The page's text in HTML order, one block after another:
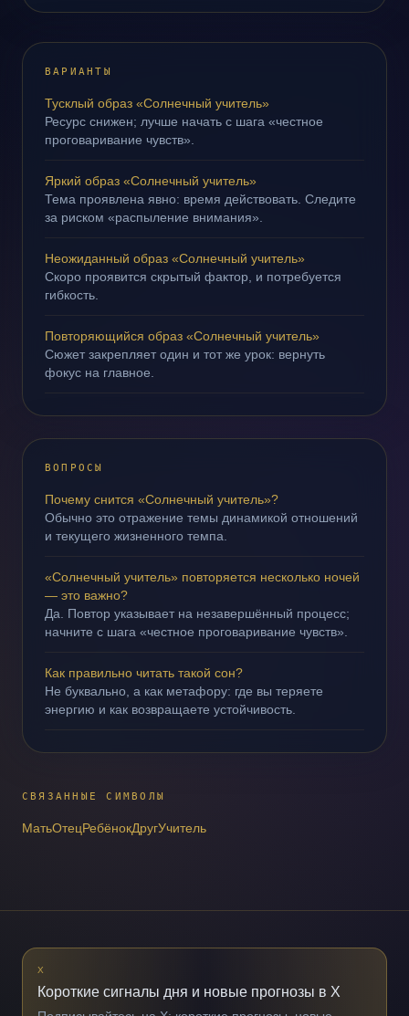
ВАРИАНТЫ
Тусклый образ «Солнечный учитель»
Ресурс снижен; лучше начать с шага «честное
проговаривание чувств».
Яркий образ «Солнечный учитель»
Тема проявлена явно: время действовать. Следите
за риском «распыление внимания».
Неожиданный образ «Солнечный учитель»
Скоро проявится скрытый фактор, и потребуется
гибкость.
Повторяющийся образ «Солнечный учитель»
Сюжет закрепляет один и тот же урок: вернуть
фокус на главное.
ВОПРОСЫ
Почему снится «Солнечный учитель»?
Обычно это отражение темы динамикой отношений
и текущего жизненного темпа.
«Солнечный учитель» повторяется несколько ночей
— это важно?
Да. Повтор указывает на незавершённый процесс;
начните с шага «честное проговаривание чувств».
Как правильно читать такой сон?
Не буквально, а как метафору: где вы теряете
энергию и как возвращаете устойчивость.
СВЯЗАННЫЕ СИМВОЛЫ
МатьОтецРебёнокДругУчитель
X
Короткие сигналы дня и новые прогнозы в X